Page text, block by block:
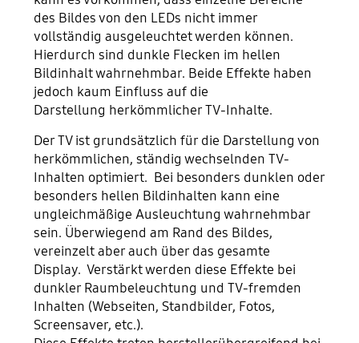
des Bildes von den LEDs nicht immer
vollständig ausgeleuchtet werden können.
Hierdurch sind dunkle Flecken im hellen
Bildinhalt wahrnehmbar. Beide Effekte haben
jedoch kaum Einfluss auf die
Darstellung herkömmlicher TV-Inhalte.
Der TV ist grundsätzlich für die Darstellung von
herkömmlichen, ständig wechselnden TV-
Inhalten optimiert. Bei besonders dunklen oder
besonders hellen Bildinhalten kann eine
ungleichmäßige Ausleuchtung wahrnehmbar
sein. Überwiegend am Rand des Bildes,
vereinzelt aber auch über das gesamte
Display. Verstärkt werden diese Effekte bei
dunkler Raumbeleuchtung und TV-fremden
Inhalten (Webseiten, Standbilder, Fotos,
Screensaver, etc.).